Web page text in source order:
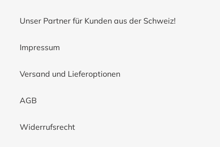
Unser Partner für Kunden aus der Schweiz!
Impressum
Versand und Lieferoptionen
AGB
Widerrufsrecht